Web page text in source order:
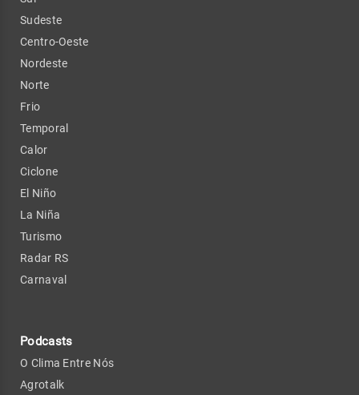
Sudeste
Centro-Oeste
Nordeste
Norte
Frio
Temporal
Calor
Ciclone
El Niño
La Niña
Turismo
Radar RS
Carnaval
Podcasts
O Clima Entre Nós
Agrotalk